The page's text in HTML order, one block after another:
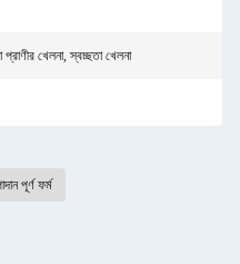
প্রাণীর খেলনা, স্বচ্ছতা খেলনা
পূর্ণ ফর্ম